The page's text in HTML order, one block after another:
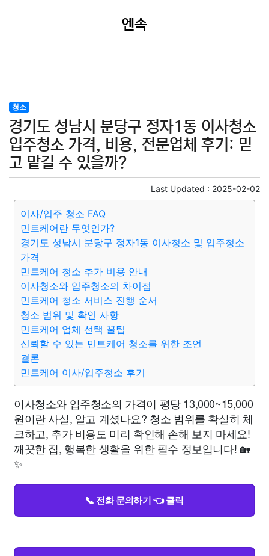
엔속
청소
경기도 성남시 분당구 정자1동 이사청소
입주청소 가격, 비용, 전문업체 후기: 믿
고 맡길 수 있을까?
Last Updated : 2025-02-02
이사/입주 청소 FAQ
민트케어란 무엇인가?
경기도 성남시 분당구 정자1동 이사청소 및 입주청소
가격
민트케어 청소 추가 비용 안내
이사청소와 입주청소의 차이점
민트케어 청소 서비스 진행 순서
청소 범위 및 확인 사항
민트케어 업체 선택 꿀팁
신뢰할 수 있는 민트케어 청소를 위한 조언
결론
민트케어 이사/입주청소 후기
이사청소와 입주청소의 가격이 평당 13,000~15,000
원이란 사실, 알고 계셨나요? 청소 범위를 확실히 체
크하고, 추가 비용도 미리 확인해 손해 보지 마세요!
깨끗한 집, 행복한 생활을 위한 필수 정보입니다! 🏡
✨
📞 전화 문의하기 👈 클릭